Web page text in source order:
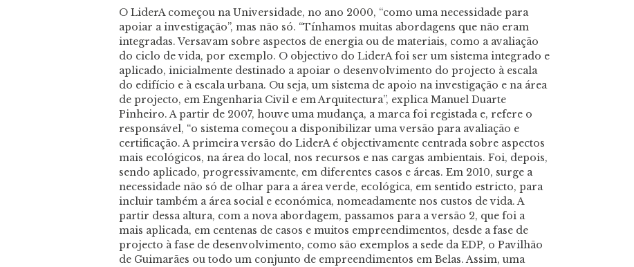
O LiderA começou na Universidade, no ano 2000, “como uma necessidade para
apoiar a investigação”, mas não só. “Tínhamos muitas abordagens que não eram
integradas. Versavam sobre aspectos de energia ou de materiais, como a avaliação
do ciclo de vida, por exemplo. O objectivo do LiderA foi ser um sistema integrado e
aplicado, inicialmente destinado a apoiar o desenvolvimento do projecto à escala
do edifício e à escala urbana. Ou seja, um sistema de apoio na investigação e na área
de projecto, em Engenharia Civil e em Arquitectura”, explica Manuel Duarte
Pinheiro. A partir de 2007, houve uma mudança, a marca foi registada e, refere o
responsável, “o sistema começou a disponibilizar uma versão para avaliação e
certificação. A primeira versão do LiderA é objectivamente centrada sobre aspectos
mais ecológicos, na área do local, nos recursos e nas cargas ambientais. Foi, depois,
sendo aplicado, progressivamente, em diferentes casos e áreas. Em 2010, surge a
necessidade não só de olhar para a área verde, ecológica, em sentido estricto, para
incluir também a área social e económica, nomeadamente nos custos de vida. A
partir dessa altura, com a nova abordagem, passamos para a versão 2, que foi a
mais aplicada, em centenas de casos e muitos empreendimentos, desde a fase de
projecto à fase de desenvolvimento, como são exemplos a sede da EDP, o Pavilhão
de Guimarães ou todo um conjunto de empreendimentos em Belas. Assim, uma